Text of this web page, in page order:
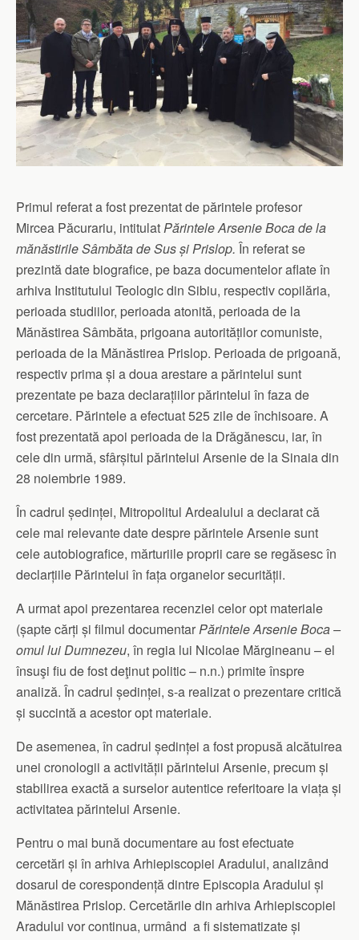
Primul referat a fost prezentat de părintele profesor
Mircea Păcurariu, intitulatPărintele Arsenie Boca de la
mănăstirile Sâmbăta de Sus și Prislop. În referat se
prezintă date biografice, pe baza documentelor aflate în
arhiva Institutului Teologic din Sibiu, respectiv copilăria,
perioada studiilor, perioada atonită, perioada de la
Mănăstirea Sâmbăta, prigoana autorităților comuniste,
perioada de la Mănăstirea Prislop. Perioada de prigoană,
respectiv prima și a doua arestare a părintelui sunt
prezentate pe baza declarațiilor părintelui în faza de
cercetare. Părintele a efectuat 525 zile de închisoare. A
fost prezentată apoi perioada de la Drăgănescu, iar, în
cele din urmă, sfârșitul părintelui Arsenie de la Sinaia din
28 noiembrie 1989.
În cadrul ședinței, Mitropolitul Ardealului a declarat că
cele mai relevante date despre părintele Arsenie sunt
cele autobiografice, mărturiile proprii care se regăsesc în
declarțiile Părintelui în fața organelor securității.
A urmat apoi prezentarea recenziei celor opt materiale
(șapte cărți și filmul documentarPărintele Arsenie Boca –
omul lui Dumnezeu, în regia lui Nicolae Mărgineanu – el
însuşi fiu de fost deţinut politic – n.n.) primite înspre
analiză. În cadrul ședinței, s-a realizat o prezentare critică
și succintă a acestor opt materiale.
De asemenea, în cadrul ședinței a fost propusă alcătuirea
unei cronologii a activității părintelui Arsenie, precum și
stabilirea exactă a surselor autentice referitoare la viața și
activitatea părintelui Arsenie.
Pentru o mai bună documentare au fost efectuate
cercetări și în arhiva Arhiepiscopiei Aradului, analizând
dosarul de corespondență dintre Episcopia Aradului și
Mănăstirea Prislop. Cercetările din arhiva Arhiepiscopiei
Aradului vor continua, urmând a fi sistematizate și